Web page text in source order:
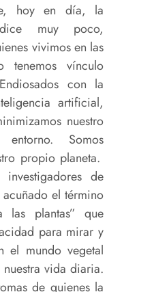
hoy en día, la
muy poco,
vivimos en las
tenemos vínculo
con la
artificial,
nuestro
Somos
propio planeta.
de
acuñado el término
plantas” que
para mirar y
el mundo vegetal
vida diaria.
de quienes la